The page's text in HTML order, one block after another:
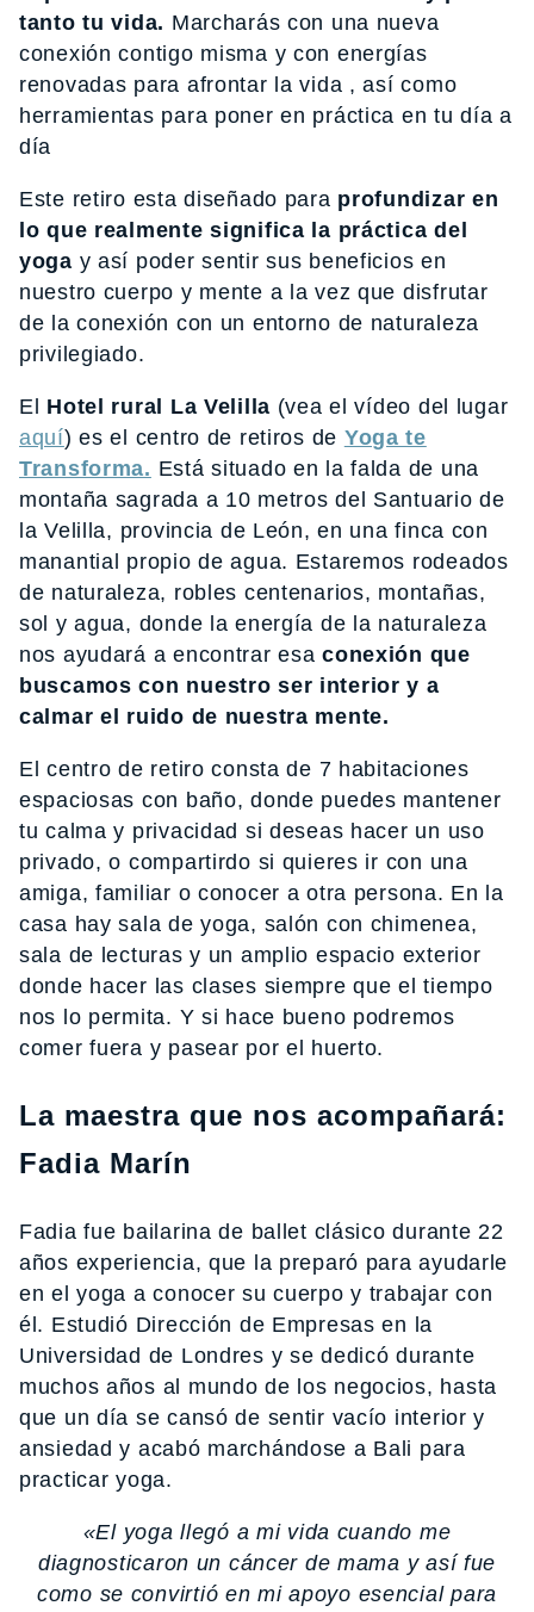
tanto tu vida. Marcharás con una nueva
conexión contigo misma y con energías
renovadas para afrontar la vida , así como
herramientas para poner en práctica en tu día a
día
Este retiro esta diseñado para profundizar en
lo que realmente significa la práctica del
yoga y así poder sentir sus beneficios en
nuestro cuerpo y mente a la vez que disfrutar
de la conexión con un entorno de naturaleza
privilegiado.
El Hotel rural La Velilla (vea el vídeo del lugar
aquí) es el centro de retiros de Yoga te
Transforma. Está situado en la falda de una
montaña sagrada a 10 metros del Santuario de
la Velilla, provincia de León, en una finca con
manantial propio de agua. Estaremos rodeados
de naturaleza, robles centenarios, montañas,
sol y agua, donde la energía de la naturaleza
nos ayudará a encontrar esaconexión que
buscamos con nuestro ser interior y a
calmar el ruido de nuestra mente.
El centro de retiro consta de 7 habitaciones
espaciosas con baño, donde puedes mantener
tu calma y privacidad si deseas hacer un uso
privado, o compartirdo si quieres ir con una
amiga, familiar o conocer a otra persona. En la
casa hay sala de yoga, salón con chimenea,
sala de lecturas y un amplio espacio exterior
donde hacer las clases siempre que el tiempo
nos lo permita. Y si hace bueno podremos
comer fuera y pasear por el huerto.
La maestra que nos acompañará:
Fadia Marín
Fadia fue bailarina de ballet clásico durante 22
años experiencia, que la preparó para ayudarle
en el yoga a conocer su cuerpo y trabajar con
él. Estudió Dirección de Empresas en la
Universidad de Londres y se dedicó durante
muchos años al mundo de los negocios, hasta
que un día se cansó de sentir vacío interior y
ansiedad y acabó marchándose a Bali para
practicar yoga.
«El yoga llegó a mi vida cuando me
diagnosticaron un cáncer de mama y así fue
como se convirtió en mi apoyo esencial para